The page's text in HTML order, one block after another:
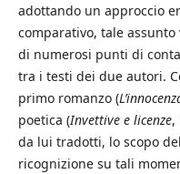
adottando un approccio
comparativo, tale
di numerosi punti di
tra i testi dei due autori.
primo romanzo (
poetica (Invettive e licenze,
da lui tradotti, lo scopo
ricognizione su tali